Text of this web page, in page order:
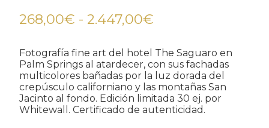
268,00€ - 2.447,00€
precios:
desde
268,00€
hasta
2.447,00€
Fotografía fine art del hotel The Saguaro en
Palm Springs al atardecer, con sus fachadas
multicolores bañadas por la luz dorada del
crepúsculo californiano y las montañas San
Jacinto al fondo. Edición limitada 30 ej. por
Whitewall. Certificado de autenticidad.